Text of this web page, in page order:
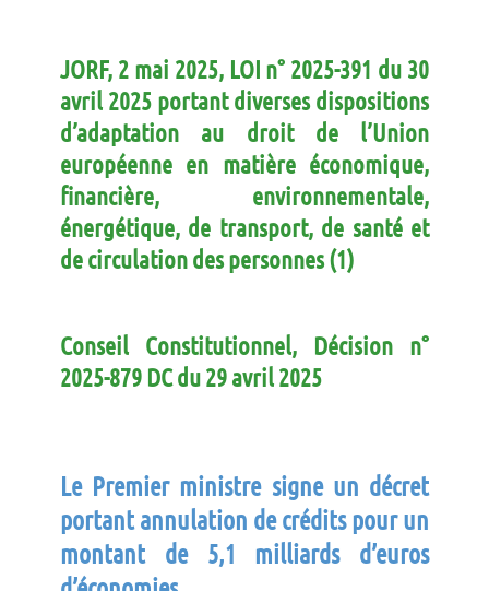
JORF, 2 mai 2025, LOI n° 2025-391 du 30
avril 2025 portant diverses dispositions
d’adaptation au droit de l’Union
européenne en matière économique,
financière, environnementale,
énergétique, de transport, de santé et
de circulation des personnes (1)
Conseil Constitutionnel, Décision n°
2025-879 DC du 29 avril 2025
Le Premier ministre signe un décret
portant annulation de crédits pour un
montant de 5,1 milliards d’euros